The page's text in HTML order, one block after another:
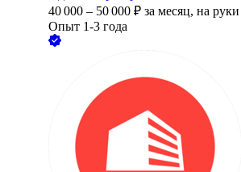
40 000 – 50 000 ₽ за месяц, на руки
Опыт 1-3 года